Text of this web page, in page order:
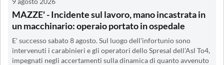
MAZZE' - Incidente sul lavoro, mano incastrata in
un macchinario: operaio portato in ospedale
E' successo sabato 8 agosto. Sul luogo dell’infortunio sono
intervenuti i carabinieri e gli operatori dello Spresal dell’Asl To4,
impegnati negli accertamenti sulla dinamica di quanto avvenuto